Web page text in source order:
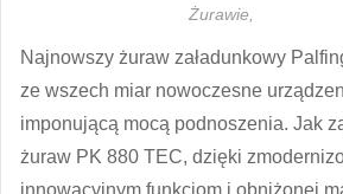
Żurawie,
Najnowszy żuraw załadunkowy
ze wszech miar nowoczesne
imponującą mocą podnoszenia. Jak
żuraw PK 880 TEC, dzięki
innowacyjnym funkcjom i obniżonej